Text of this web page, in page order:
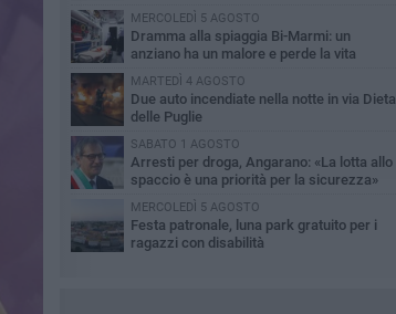
MERCOLEDÌ 5 AGOSTO
Dramma alla spiaggia Bi-Marmi: un
anziano ha un malore e perde la vita
MARTEDÌ 4 AGOSTO
Due auto incendiate nella notte in via Dieta
delle Puglie
SABATO 1 AGOSTO
Arresti per droga, Angarano: «La lotta allo
spaccio è una priorità per la sicurezza»
MERCOLEDÌ 5 AGOSTO
Festa patronale, luna park gratuito per i
ragazzi con disabilità